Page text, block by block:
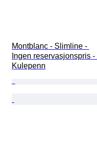
Montblanc - Slimline -
Ingen reservasjonspris -
Kulepenn